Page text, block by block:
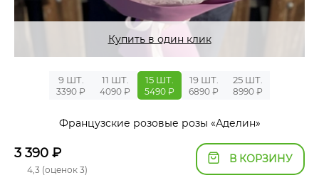
Купить в один клик
9 ШТ.
3390 ₽
11 ШТ.
4090 ₽
15 ШТ.
5490 ₽
19 ШТ.
6890 ₽
25 ШТ.
8990 ₽
Французские розовые розы «Аделин»
3 390 ₽
4,3 (оценок 3)
В КОРЗИНУ